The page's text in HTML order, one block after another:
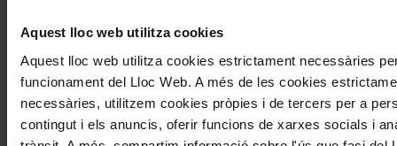
Aquest lloc web utilitza cookies
Aquest lloc web utilitza cookies estrictament necessàries
funcionament del Lloc Web. A més de les cookies
necessàries, utilitzem cookies pròpies i de tercers per a
contingut i els anuncis, oferir funcions de xarxes socials i